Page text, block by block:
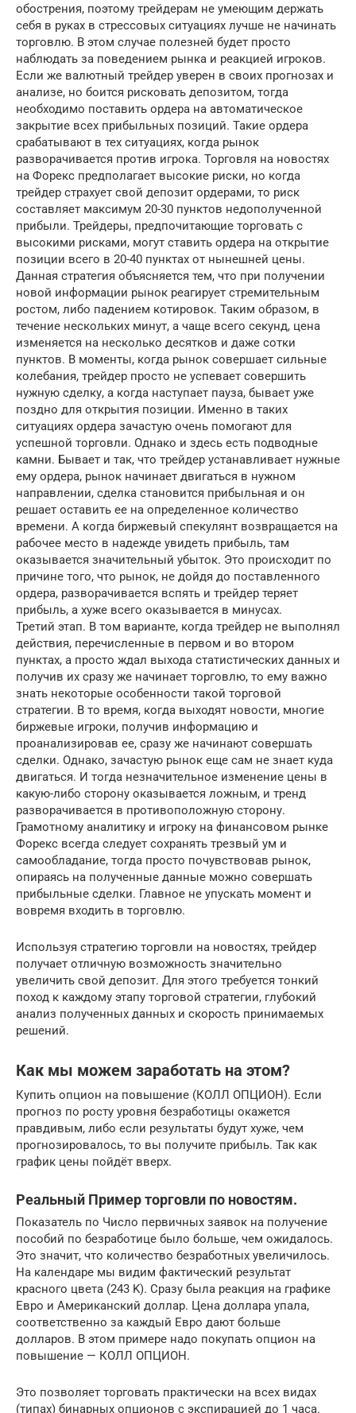
обострения, поэтому трейдерам не умеющим держать
себя в руках в стрессовых ситуациях лучше не начинать
торговлю. В этом случае полезней будет просто
наблюдать за поведением рынка и реакцией игроков.
Если же валютный трейдер уверен в своих прогнозах и
анализе, но боится рисковать депозитом, тогда
необходимо поставить ордера на автоматическое
закрытие всех прибыльных позиций. Такие ордера
срабатывают в тех ситуациях, когда рынок
разворачивается против игрока. Торговля на новостях
на Форекс предполагает высокие риски, но когда
трейдер страхует свой депозит ордерами, то риск
составляет максимум 20-30 пунктов недополученной
прибыли. Трейдеры, предпочитающие торговать с
высокими рисками, могут ставить ордера на открытие
позиции всего в 20-40 пунктах от нынешней цены.
Данная стратегия объясняется тем, что при получении
новой информации рынок реагирует стремительным
ростом, либо падением котировок. Таким образом, в
течение нескольких минут, а чаще всего секунд, цена
изменяется на несколько десятков и даже сотки
пунктов. В моменты, когда рынок совершает сильные
колебания, трейдер просто не успевает совершить
нужную сделку, а когда наступает пауза, бывает уже
поздно для открытия позиции. Именно в таких
ситуациях ордера зачастую очень помогают для
успешной торговли. Однако и здесь есть подводные
камни. Бывает и так, что трейдер устанавливает нужные
ему ордера, рынок начинает двигаться в нужном
направлении, сделка становится прибыльная и он
решает оставить ее на определенное количество
времени. А когда биржевый спекулянт возвращается на
рабочее место в надежде увидеть прибыль, там
оказывается значительный убыток. Это происходит по
причине того, что рынок, не дойдя до поставленного
ордера, разворачивается вспять и трейдер теряет
прибыль, а хуже всего оказывается в минусах.
Третий этап. В том варианте, когда трейдер не выполнял
действия, перечисленные в первом и во втором
пунктах, а просто ждал выхода статистических данных и
получив их сразу же начинает торговлю, то ему важно
знать некоторые особенности такой торговой
стратегии. В то время, когда выходят новости, многие
биржевые игроки, получив информацию и
проанализировав ее, сразу же начинают совершать
сделки. Однако, зачастую рынок еще сам не знает куда
двигаться. И тогда незначительное изменение цены в
какую-либо сторону оказывается ложным, и тренд
разворачивается в противоположную сторону.
Грамотному аналитику и игроку на финансовом рынке
Форекс всегда следует сохранять трезвый ум и
самообладание, тогда просто почувствовав рынок,
опираясь на полученные данные можно совершать
прибыльные сделки. Главное не упускать момент и
вовремя входить в торговлю.
Используя стратегию торговли на новостях, трейдер
получает отличную возможность значительно
увеличить свой депозит. Для этого требуется тонкий
поход к каждому этапу торговой стратегии, глубокий
анализ полученных данных и скорость принимаемых
решений.
Как мы можем заработать на этом?
Купить опцион на повышение (КОЛЛ ОПЦИОН). Если
прогноз по росту уровня безработицы окажется
правдивым, либо если результаты будут хуже, чем
прогнозировалось, то вы получите прибыль. Так как
график цены пойдёт вверх.
Реальный Пример торговли по новостям.
Показатель по Число первичных заявок на получение
пособий по безработице было больше, чем ожидалось.
Это значит, что количество безработных увеличилось.
На календаре мы видим фактический результат
красного цвета (243 K). Сразу была реакция на графике
Евро и Американский доллар. Цена доллара упала,
соответственно за каждый Евро дают больше
долларов. В этом примере надо покупать опцион на
повышение — КОЛЛ ОПЦИОН.
Это позволяет торговать практически на всех видах
(типах) бинарных опционов с экспирацией до 1 часа.